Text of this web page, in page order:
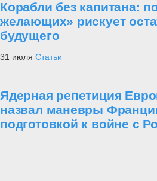
Корабли без капитана:
желающих» рискует
будущего
31 июля Статьи
Ядерная репетиция
назвал маневры
подготовкой к войне с